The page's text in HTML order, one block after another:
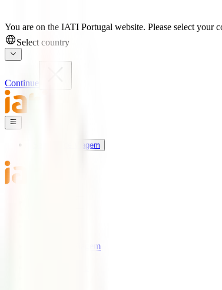
You are on the IATI Portugal website. Please select your
Select country
Continue
Seguros de Viagem
Seguros de Viagem